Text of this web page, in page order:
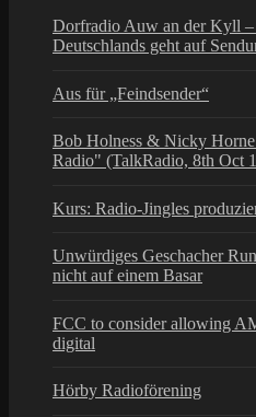
Dorfradio Auw an der Kyll –
Deutschlands geht auf
Aus für „Feindsender“
Bob Holness & Nicky
Radio" (TalkRadio, 8th Oct
Kurs: Radio-Jingles
Unwürdiges Geschacher
nicht auf einem Basar
FCC to consider allowing
digital
Hörby Radioförening